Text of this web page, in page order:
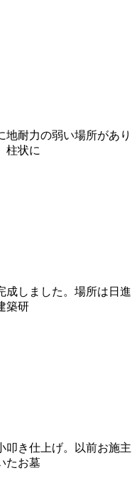
地耐力の弱い場所があり
柱状に
成しました。場所は日進
築研
叩き仕上げ。以前お施主
たお墓